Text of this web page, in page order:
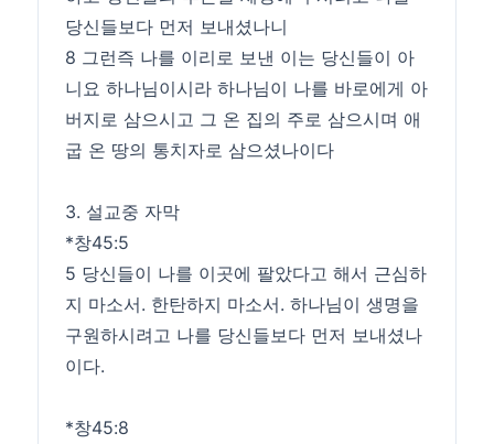
당신들보다 먼저 보내셨나니
8 그런즉 나를 이리로 보낸 이는 당신들이 아
니요 하나님이시라 하나님이 나를 바로에게 아
버지로 삼으시고 그 온 집의 주로 삼으시며 애
굽 온 땅의 통치자로 삼으셨나이다
3. 설교중 자막
*창45:5
5 당신들이 나를 이곳에 팔았다고 해서 근심하
지 마소서. 한탄하지 마소서. 하나님이 생명을
구원하시려고 나를 당신들보다 먼저 보내셨나
이다.
*창45:8